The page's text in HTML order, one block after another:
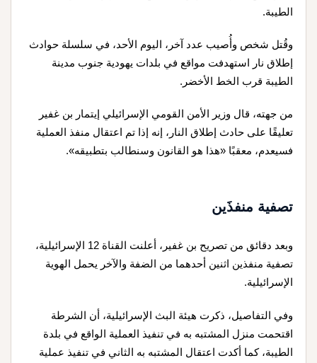
الطيبة.
وقُتل شخص وأُصيب عدد آخر، اليوم الأحد، في سلسلة حوادث
إطلاق نار استهدفت مواقع في بلدات يهودية جنوب مدينة
الطيبة قرب الخط الأخضر.
من جهته، قال وزير الأمن القومي الإسرائيلي إيتمار بن غفير
تعليقًا على حادث إطلاق النار، إنه إذا تم اعتقال منفذ العملية
فسيعدم، معقبًا «هذا هو القانون وسنطالب بتطبيقه».
تصفية منفذَين
وبعد دقائق من تصريح بن غفير، أعلنت القناة 12 الإسرائيلية،
تصفية منفذين اثنين أحدهما من الضفة والآخر يحمل الهوية
الإسرائيلية.
وفي التفاصيل، ذكرت هيئة البث الإسرائيلية، أن الشرطة
اقتحمت منزل المشتبه به في تنفيذ العملية الواقع في بلدة
الطيبة، كما أكدت اعتقال المشتبه به الثاني في تنفيذ عملية